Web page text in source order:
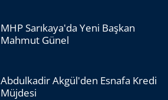
MHP Sarıkaya'da Yeni Başkan
Mahmut Günel
Abdulkadir Akgül'den Esnafa Kredi
Müjdesi